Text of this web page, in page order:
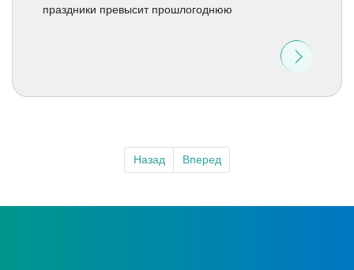
праздники превысит прошлогоднюю
Назад Вперед